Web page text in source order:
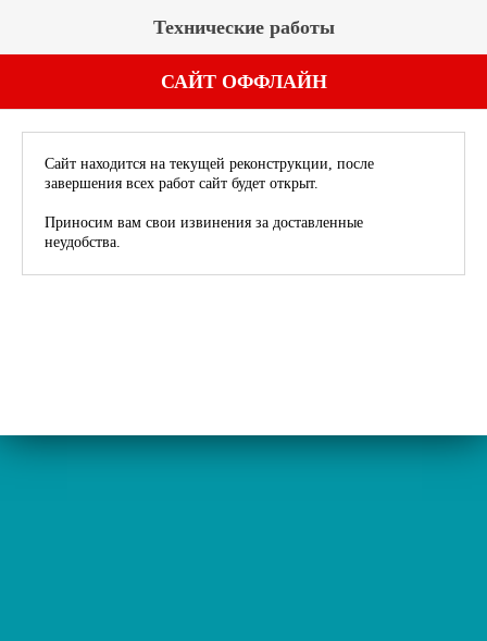
Технические работы
САЙТ ОФФЛАЙН
Сайт находится на текущей реконструкции, после
завершения всех работ сайт будет открыт.
Приносим вам свои извинения за доставленные
неудобства.